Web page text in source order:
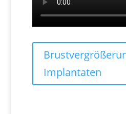
Implantaten